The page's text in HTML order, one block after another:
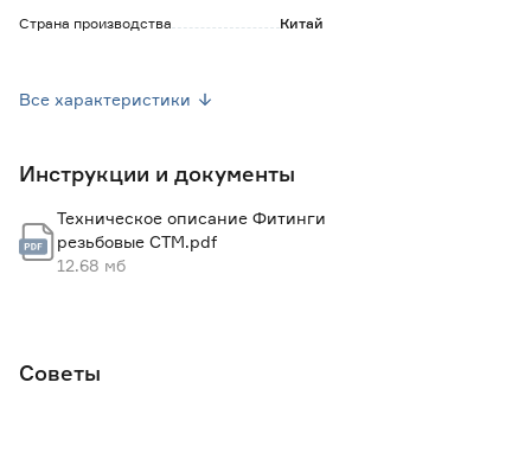
Страна производства Китай
Все характеристики
Инструкции и документы
Техническое описание Фитинги
резьбовые СТМ.pdf
12.68 мб
Советы